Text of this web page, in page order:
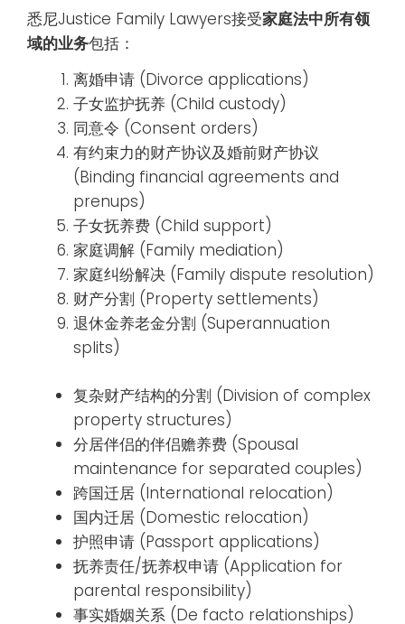
悉尼Justice Family Lawyers接受家庭法中所有领
域的业务包括：
离婚申请 (Divorce applications)
子女监护抚养 (Child custody)
同意令 (Consent orders)
有约束力的财产协议及婚前财产协议
(Binding financial agreements and
prenups)
子女抚养费 (Child support)
家庭调解 (Family mediation)
家庭纠纷解决 (Family dispute resolution)
财产分割 (Property settlements)
退休金养老金分割 (Superannuation
splits)
复杂财产结构的分割 (Division of complex
property structures)
分居伴侣的伴侣赡养费 (Spousal
maintenance for separated couples)
跨国迁居 (International relocation)
国内迁居 (Domestic relocation)
护照申请 (Passport applications)
抚养责任/抚养权申请 (Application for
parental responsibility)
事实婚姻关系 (De facto relationships)